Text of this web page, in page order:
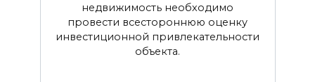
недвижимость необходимо
провести всестороннюю оценку
инвестиционной привлекательности
объекта.